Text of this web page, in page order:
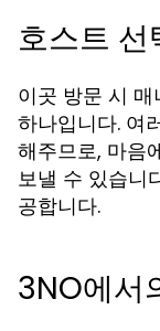
호스트
이곳 방문 시
하나입니다. 여
해주므로, 마음
보낼 수 있습니
공합니다.
3NO에서